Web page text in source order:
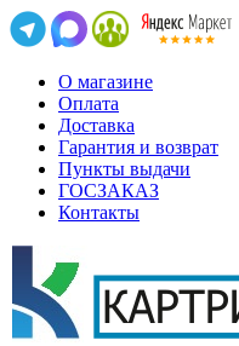
О магазине
Оплата
Доставка
Гарантия и возврат
Пункты выдачи
ГОСЗАКАЗ
Контакты